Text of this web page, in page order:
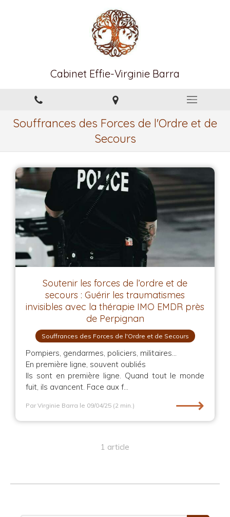
Cabinet Effie-Virginie Barra
Souffrances des Forces de l'Ordre et de
Secours
Soutenir les forces de l’ordre et de
secours : Guérir les traumatismes
invisibles avec la thérapie IMO EMDR près
de Perpignan
Souffrances des Forces de l'Ordre et de Secours
Pompiers, gendarmes, policiers, militaires…
En première ligne, souvent oubliés
Ils sont en première ligne. Quand tout le monde
fuit, ils avancent. Face aux f...
Par Virginie Barra le 09/04/25 (2 min.) ⟶
1 article